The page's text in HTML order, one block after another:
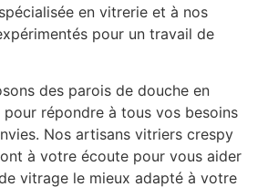
en vitrerie et à nos
pour un travail de
des parois de douche en
pour répondre à tous vos besoins
Nos artisans vitriers crespy
à votre écoute pour vous aider
vitrage le mieux adapté à votre